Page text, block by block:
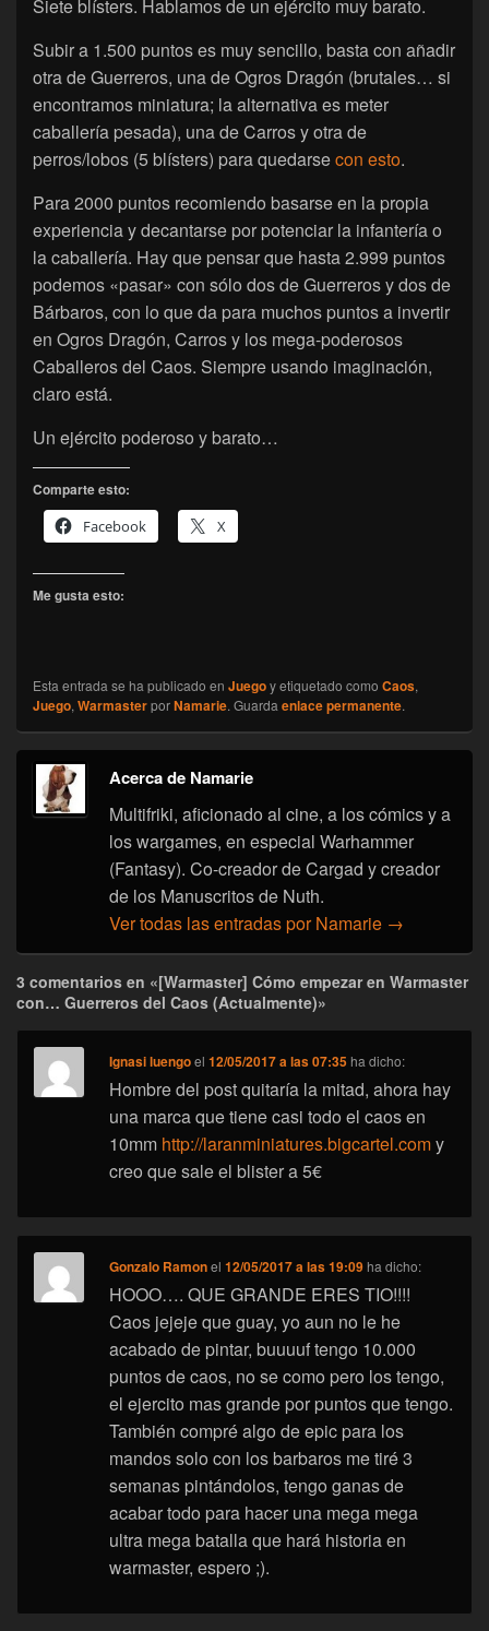
Siete blísters. Hablamos de un ejército muy barato.
Subir a 1.500 puntos es muy sencillo, basta con añadir
otra de Guerreros, una de Ogros Dragón (brutales… si
encontramos miniatura; la alternativa es meter
caballería pesada), una de Carros y otra de
perros/lobos (5 blísters) para quedarsecon esto.
Para 2000 puntos recomiendo basarse en la propia
experiencia y decantarse por potenciar la infantería o
la caballería. Hay que pensar que hasta 2.999 puntos
podemos «pasar» con sólo dos de Guerreros y dos de
Bárbaros, con lo que da para muchos puntos a invertir
en Ogros Dragón, Carros y los mega-poderosos
Caballeros del Caos. Siempre usando imaginación,
claro está.
Un ejército poderoso y barato…
Comparte esto:
Facebook
X
Me gusta esto:
Esta entrada se ha publicado en Juegoy etiquetado como Caos,
Juego, WarmasterporNamarie. Guarda enlace permanente.
Acerca de Namarie
Multifriki, aficionado al cine, a los cómics y a
los wargames, en especial Warhammer
(Fantasy). Co-creador de Cargad y creador
de los Manuscritos de Nuth.
Ver todas las entradas por Namarie →
3 comentarios en «[Warmaster] Cómo empezar en Warmaster
con… Guerreros del Caos (Actualmente)»
Ignasi luengoel12/05/2017 a las 07:35 ha dicho:
Hombre del post quitaría la mitad, ahora hay
una marca que tiene casi todo el caos en
10mm http://laranminiatures.bigcartel.comy
creo que sale el blister a 5€
Gonzalo Ramonel12/05/2017 a las 19:09 ha dicho:
HOOO…. QUE GRANDE ERES TIO!!!!
Caos jejeje que guay, yo aun no le he
acabado de pintar, buuuuf tengo 10.000
puntos de caos, no se como pero los tengo,
el ejercito mas grande por puntos que tengo.
También compré algo de epic para los
mandos solo con los barbaros me tiré 3
semanas pintándolos, tengo ganas de
acabar todo para hacer una mega mega
ultra mega batalla que hará historia en
warmaster, espero ;).